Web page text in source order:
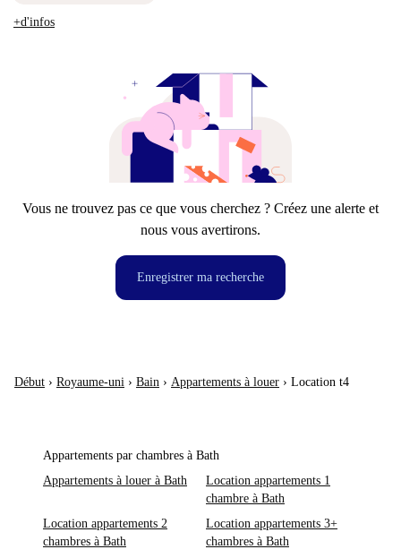
+d'infos
Vous ne trouvez pas ce que vous cherchez ? Créez une alerte et
nous vous avertirons.
Enregistrer ma recherche
Début › Royaume-uni › Bain › Appartements à louer › Location t4
Appartements par chambres à Bath
Appartements à louer à Bath
Location appartements 1
chambre à Bath
Location appartements 2
chambres à Bath
Location appartements 3+
chambres à Bath